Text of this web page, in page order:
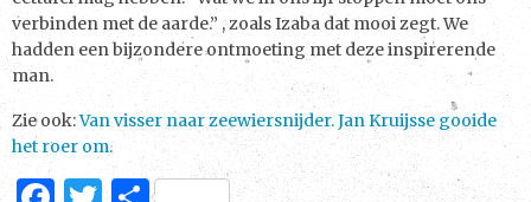
verbinden met de aarde.” , zoals Izaba dat mooi zegt. We
hadden een bijzondere ontmoeting met deze inspirerende
man.
Zie ook:Van visser naar zeewiersnijder. Jan Kruijsse gooide
het roer om.